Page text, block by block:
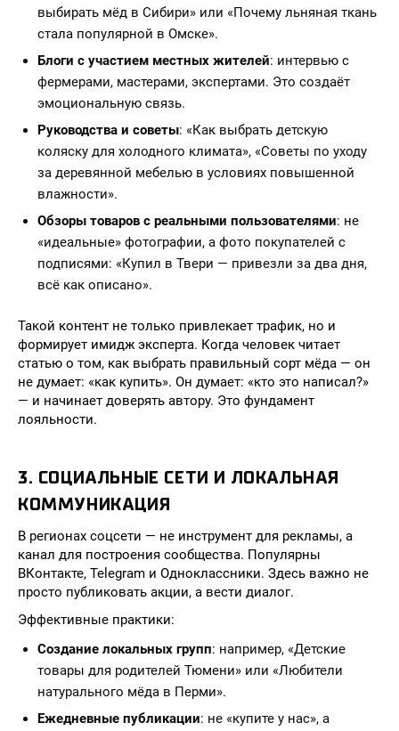
выбирать мёд в Сибири» или «Почему льняная ткань
стала популярной в Омске».
Блоги с участием местных жителей: интервью с
фермерами, мастерами, экспертами. Это создаёт
эмоциональную связь.
Руководства и советы: «Как выбрать детскую
коляску для холодного климата», «Советы по уходу
за деревянной мебелью в условиях повышенной
влажности».
Обзоры товаров с реальными пользователями: не
«идеальные» фотографии, а фото покупателей с
подписями: «Купил в Твери — привезли за два дня,
всё как описано».
Такой контент не только привлекает трафик, но и
формирует имидж эксперта. Когда человек читает
статью о том, как выбрать правильный сорт мёда — он
не думает: «как купить». Он думает: «кто это написал?»
— и начинает доверять автору. Это фундамент
лояльности.
3. СОЦИАЛЬНЫЕ СЕТИ И ЛОКАЛЬНАЯ
КОММУНИКАЦИЯ
В регионах соцсети — не инструмент для рекламы, а
канал для построения сообщества. Популярны
ВКонтакте, Telegram и Одноклассники. Здесь важно не
просто публиковать акции, а вести диалог.
Эффективные практики:
Создание локальных групп: например, «Детские
товары для родителей Тюмени» или «Любители
натурального мёда в Перми».
Ежедневные публикации: не «купите у нас», а